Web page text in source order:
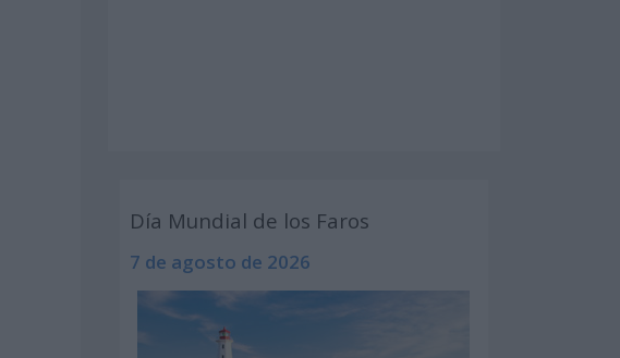
Día Mundial de los Faros
7 de agosto de 2026